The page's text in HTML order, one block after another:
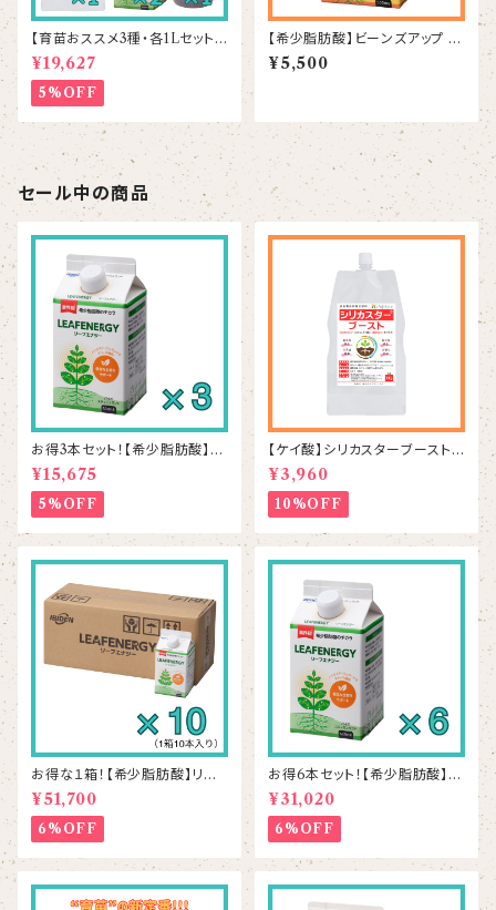
【育苗おススメ3種・各1Lセット】
シリカスター1本＆リーフエナジ
ー2本＆ラプラス1本
¥19,627
5%OFF
【希少脂肪酸】ビーンズアップ 5
00mL
¥5,500
セール中の商品
お得3本セット！【希少脂肪酸】リ
ーフエナジー 500mL×3本
¥15,675
5%OFF
【ケイ酸】シリカスターブースト 1
kg
¥3,960
10%OFF
お得な１箱！【希少脂肪酸】リー
フエナジー 500mL×10本
¥51,700
6%OFF
お得6本セット！【希少脂肪酸】リ
ーフエナジー 500mL×6本
¥31,020
6%OFF